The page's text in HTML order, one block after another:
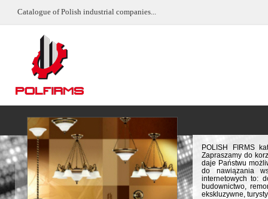
Catalogue of Polish industrial companies...
POLISH FIRMS
Zapraszamy do
daje Państwu
do nawiązania
internetowych to:
budownictwo,
ekskluzywne,